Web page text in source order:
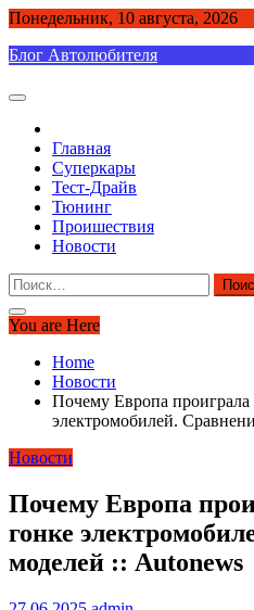
Skip
content
Понедельник, 10 августа, 2026
Блог Автолюбителя
Главная
Суперкары
Тест-Драйв
Тюнинг
Проишествия
Новости
Найти:
You are Here
Home
Новости
Почему Европа
электромобилей.
Новости
Почему Европа
гонке
моделей :: Autonews